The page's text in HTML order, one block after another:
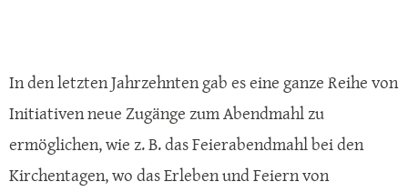
In den letzten Jahrzehnten gab es eine ganze Reihe von
Initiativen neue Zugänge zum Abendmahl zu
ermöglichen, wie z. B. das Feierabendmahl bei den
Kirchentagen, wo das Erleben und Feiern von